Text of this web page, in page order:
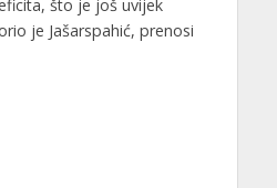
što je još uvijek
je Jašarspahić, prenosi